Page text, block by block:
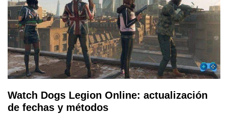
Watch Dogs Legion Online: actualización
de fechas y métodos